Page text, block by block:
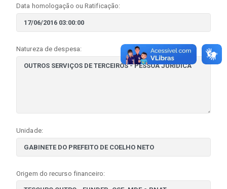
Data homologação ou Ratificação:
Natureza de despesa:
Unidade:
Origem do recurso financeiro: